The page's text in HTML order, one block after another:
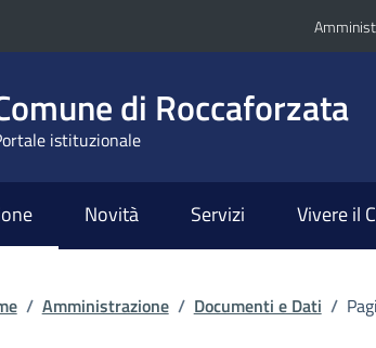
di Roccaforzata
istituzionale
Novità Servizi Vivere il
/ Amministrazione / Documenti e Dati /